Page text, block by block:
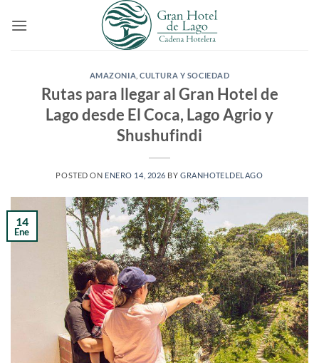
AMAZONIA ,CULTURA Y SOCIEDAD
Rutas para llegar al Gran Hotel de
Lago desde El Coca, Lago Agrio y
Shushufindi
POSTED ON ENERO 14, 2026 BYGRANHOTELDELAGO
14
Ene